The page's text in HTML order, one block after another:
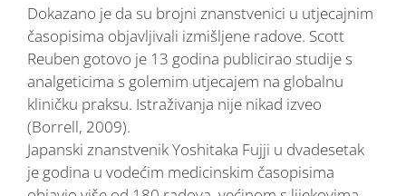
Dokazano je da su brojni znanstvenici u utjecajnim
časopisima objavljivali izmišljene radove. Scott
Reuben gotovo je 13 godina publicirao studije s
analgeticima s golemim utjecajem na globalnu
kliničku praksu. Istraživanja nije nikad izveo
(Borrell, 2009).
Japanski znanstvenik Yoshitaka Fujji u dvadesetak
je godina u vodećim medicinskim časopisima